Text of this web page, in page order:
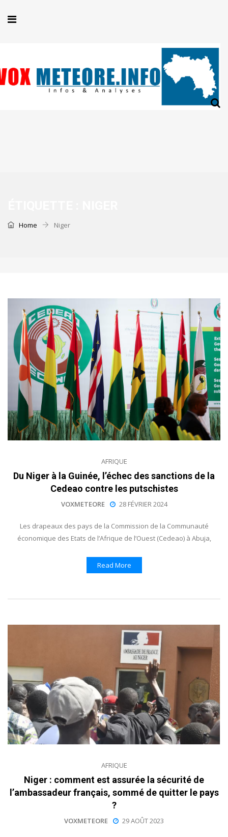
Home Niger
AFRIQUE
Du Niger à la Guinée, l’échec des sanctions de la
Cedeao contre les putschistes
VOXMETEORE 28 FÉVRIER 2024
Les drapeaux des pays de la Commission de la Communauté
économique des Etats de l’Afrique de l’Ouest (Cedeao) à Abuja,
Read More
AFRIQUE
Niger : comment est assurée la sécurité de
l’ambassadeur français, sommé de quitter le pays
?
VOXMETEORE 29 AOÛT 2023